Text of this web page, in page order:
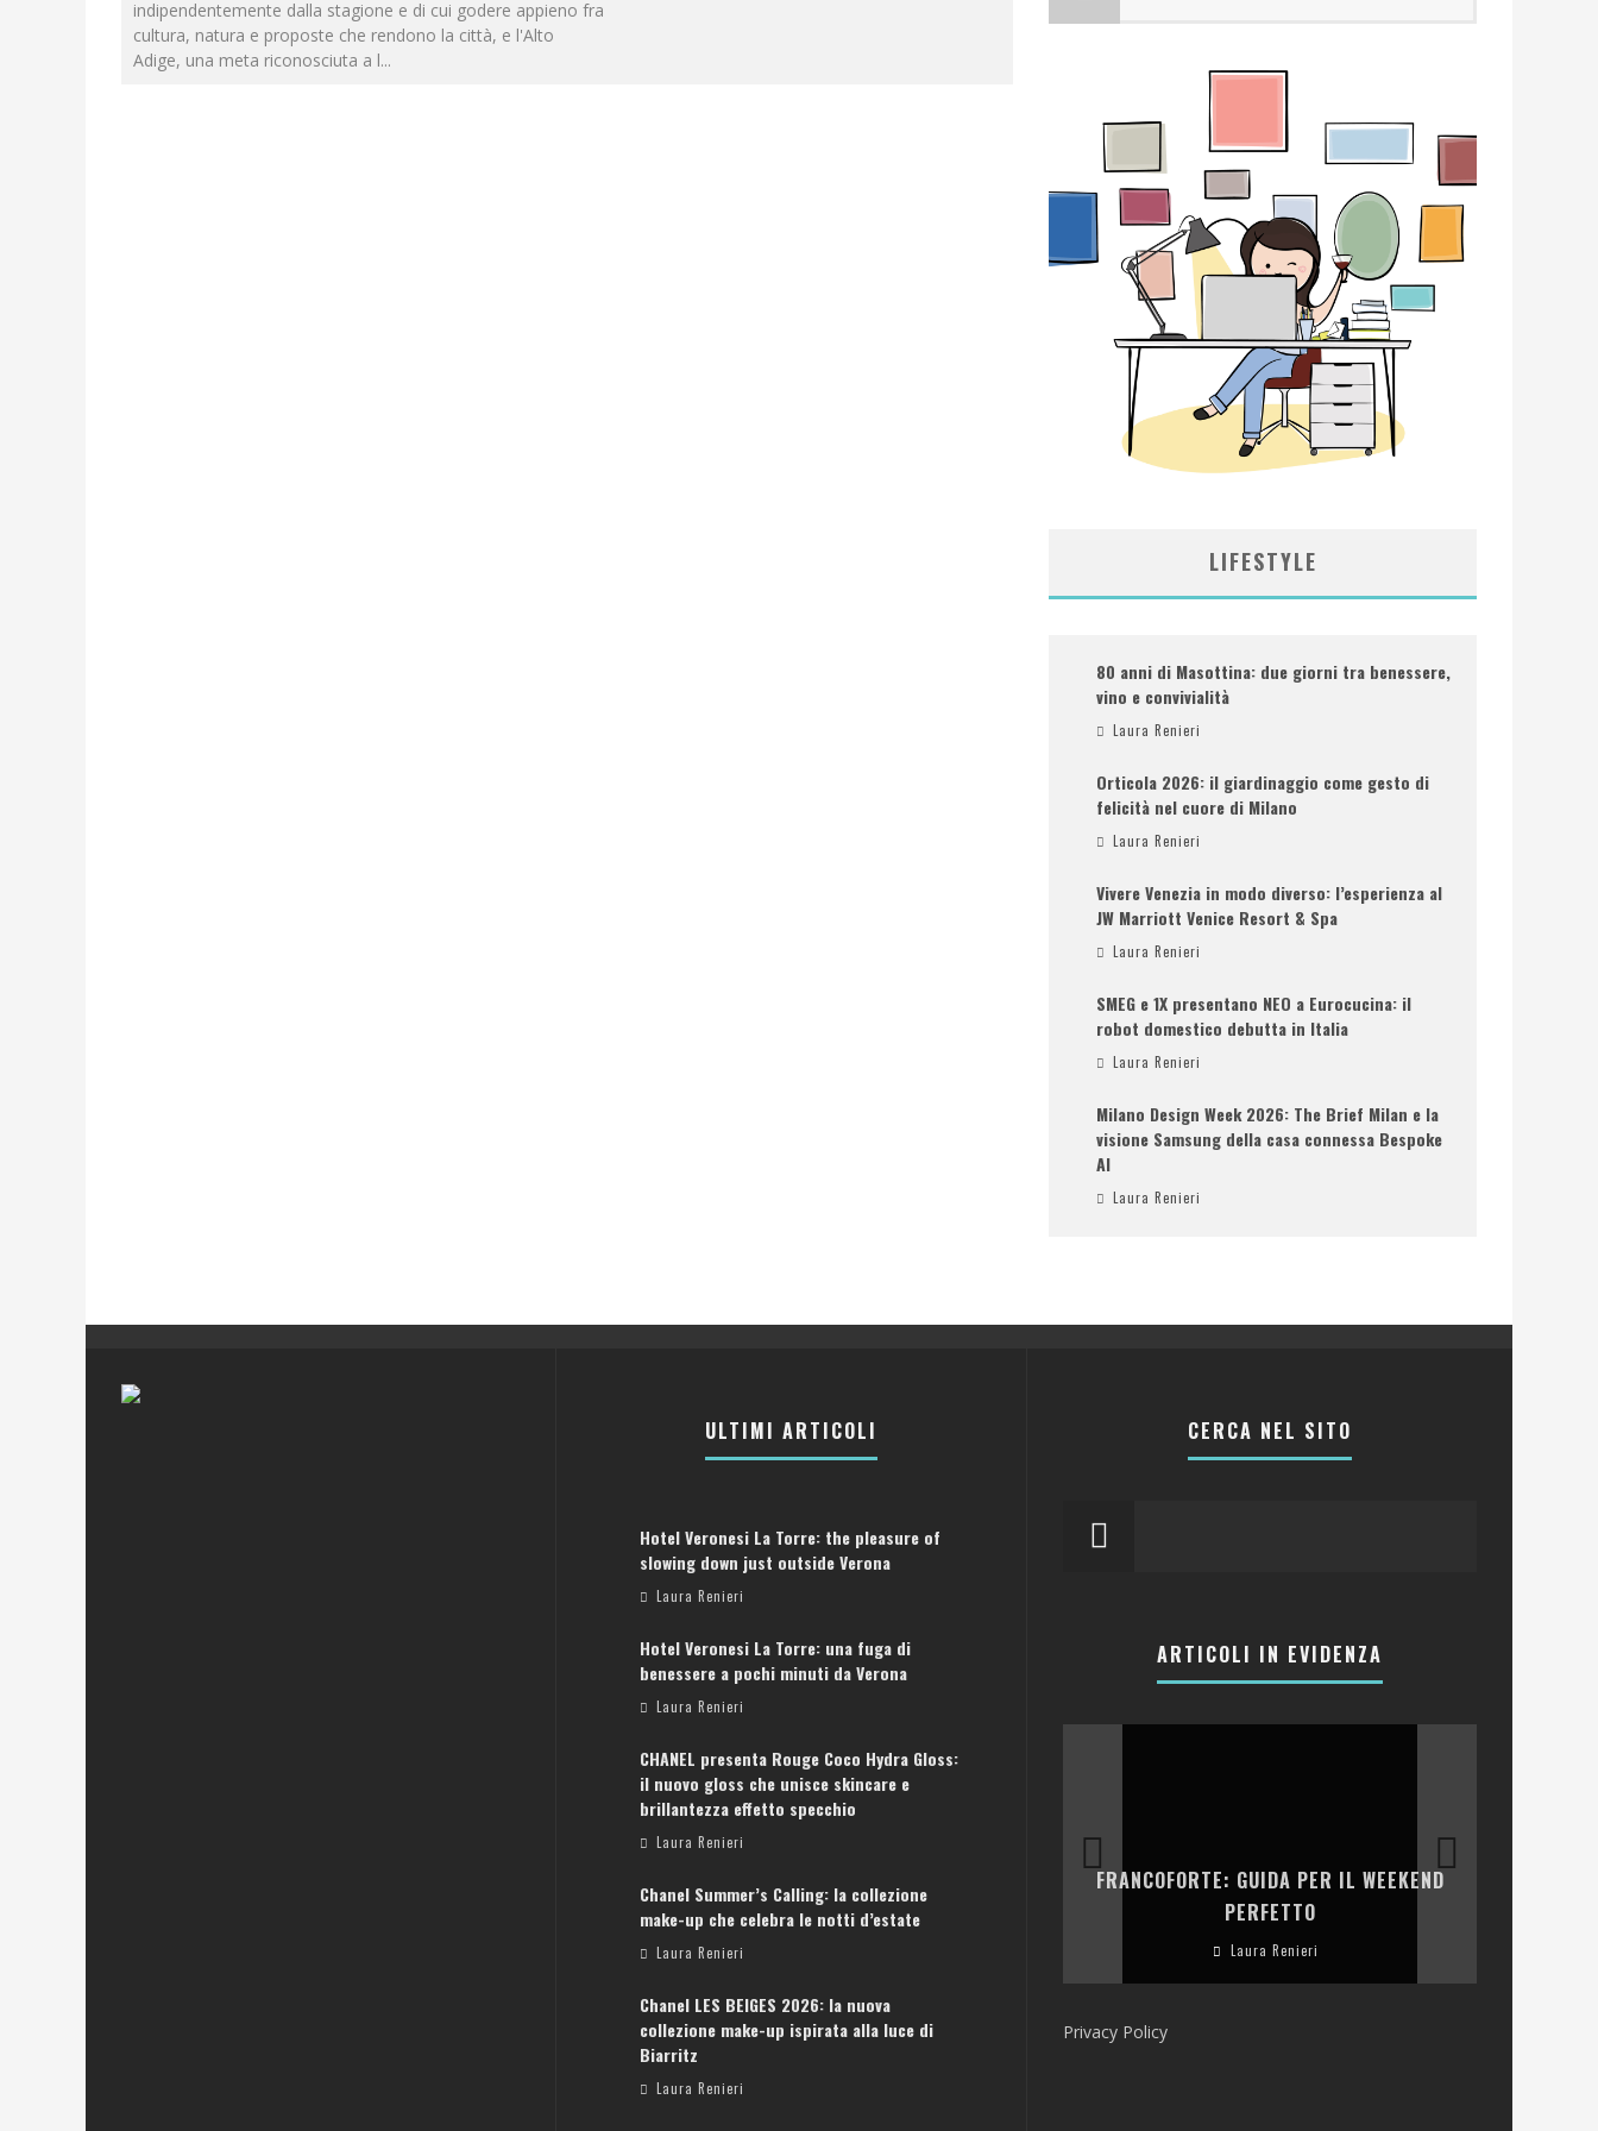
indipendentemente dalla stagione e di cui godere appieno fra
cultura, natura e proposte che rendono la città, e l'Alto
Adige, una meta riconosciuta a l...
LIFESTYLE
80 anni di Masottina: due giorni tra benessere,
vino e convivialità
Laura Renieri
Orticola 2026: il giardinaggio come gesto di
felicità nel cuore di Milano
Laura Renieri
Vivere Venezia in modo diverso: l’esperienza al
JW Marriott Venice Resort & Spa
Laura Renieri
SMEG e 1X presentano NEO a Eurocucina: il
robot domestico debutta in Italia
Laura Renieri
Milano Design Week 2026: The Brief Milan e la
visione Samsung della casa connessa Bespoke
AI
Laura Renieri
ULTIMI ARTICOLI
Hotel Veronesi La Torre: the pleasure of
slowing down just outside Verona
Laura Renieri
Hotel Veronesi La Torre: una fuga di
benessere a pochi minuti da Verona
Laura Renieri
CHANEL presenta Rouge Coco Hydra Gloss:
il nuovo gloss che unisce skincare e
brillantezza effetto specchio
Laura Renieri
Chanel Summer’s Calling: la collezione
make-up che celebra le notti d’estate
Laura Renieri
Chanel LES BEIGES 2026: la nuova
collezione make-up ispirata alla luce di
Biarritz
Laura Renieri
CERCA NEL SITO
ARTICOLI IN EVIDENZA
ATENE: GUIDA PER IL WEEKEND PERFETTO
FRANCOFORTE: GUIDA PER IL WEEKEND
PERFETTO
Laura Renieri
Privacy Policy